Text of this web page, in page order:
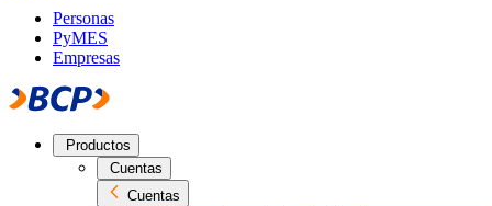
Personas
PyMES
Empresas
Productos
Cuentas
Cuentas